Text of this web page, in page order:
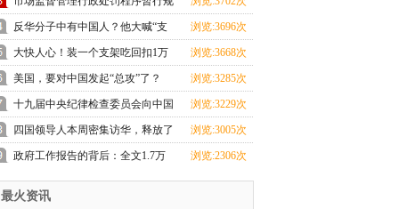
定
反华分子中有中国人？他大喊“支
那
浏览:3696次
大快人心！装一个支架吃回扣1万
元的
浏览:3668次
美国，要对中国发起“总攻”了？ 浏览:3285次
十九届中央纪律检查委员会向中国
共
浏览:3229次
四国领导人本周密集访华，释放了
哪
浏览:3005次
政府工作报告的背后：全文1.7万
余字
浏览:2306次
最火资讯